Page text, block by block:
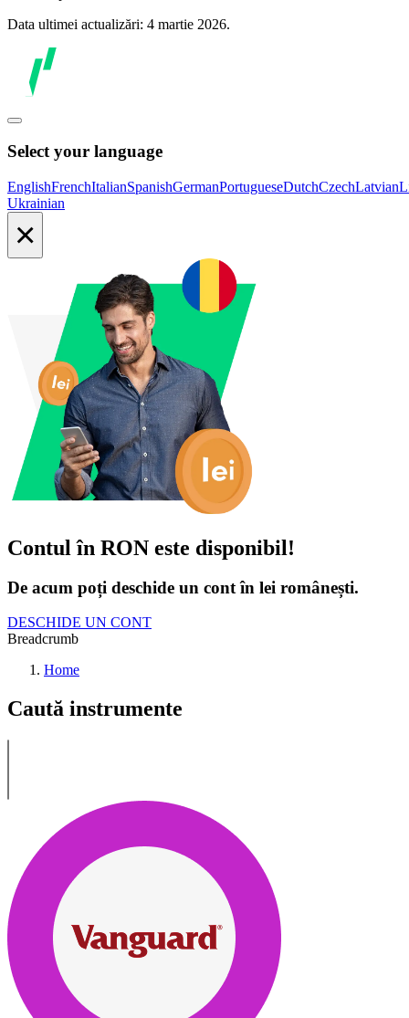
Data ultimei actualizări: 4 martie 2026.
Select your language
EnglishFrenchItalianSpanishGermanPortugueseDutchCzechLatvian
Ukrainian
×
Contul în RON este disponibil!
De acum poți deschide un cont în lei românești.
DESCHIDE UN CONT
Breadcrumb
Home
Caută instrumente